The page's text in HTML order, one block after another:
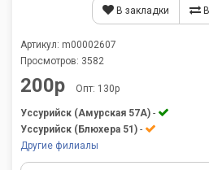
В закладки В
Артикул: m00002607
Просмотров: 3582
200р Опт: 130р
Уссурийск (Амурская 57А) -
Уссурийск (Блюхера 51) -
Другие филиалы